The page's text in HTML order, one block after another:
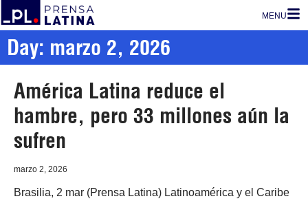
MENU
Day: marzo 2, 2026
América Latina reduce el
hambre, pero 33 millones aún la
sufren
marzo 2, 2026
Brasilia, 2 mar (Prensa Latina) Latinoamérica y el Caribe